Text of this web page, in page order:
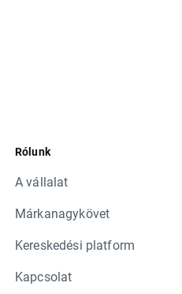
Rólunk
A vállalat
Márkanagykövet
Kereskedési platform
Kapcsolat